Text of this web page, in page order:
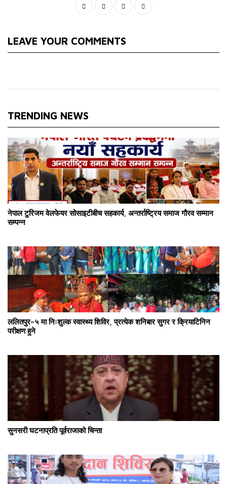
LEAVE YOUR COMMENTS
TRENDING NEWS
नेपाल टुरिजम वेलफेयर सोसाइटीबीच सहकार्य, अन्तर्राष्ट्रिय समाज गौरव सम्मान
सम्पन्न
ललितपुर–५ मा निःशुल्क स्वास्थ्य शिविर, प्रत्येक शनिबार सुगर र क्रियाटिनिन
परीक्षण हुने
सुनसरी घटनाप्रति पूर्वराजाको चिन्ता